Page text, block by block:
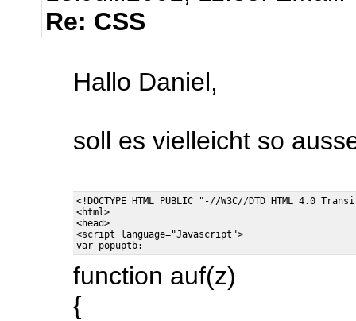
Re: CSS
Hallo Daniel,
soll es vielleicht so
<!DOCTYPE HTML PUBLIC "-//W3C//DTD HTML 4.0
<html>
<head>
<script language="Javascript">
function auf(z)
{